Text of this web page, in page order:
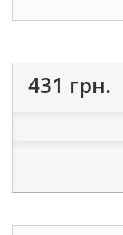
431 грн.